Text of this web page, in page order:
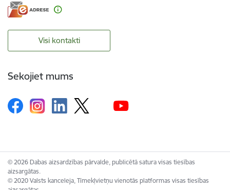
Visi kontakti
Sekojiet mums
© 2026 Dabas aizsardzības pārvalde, publicētā satura visas tiesības
aizsargātas.
© 2020 Valsts kanceleja, Tīmekļvietņu vienotās platformas visas tiesības